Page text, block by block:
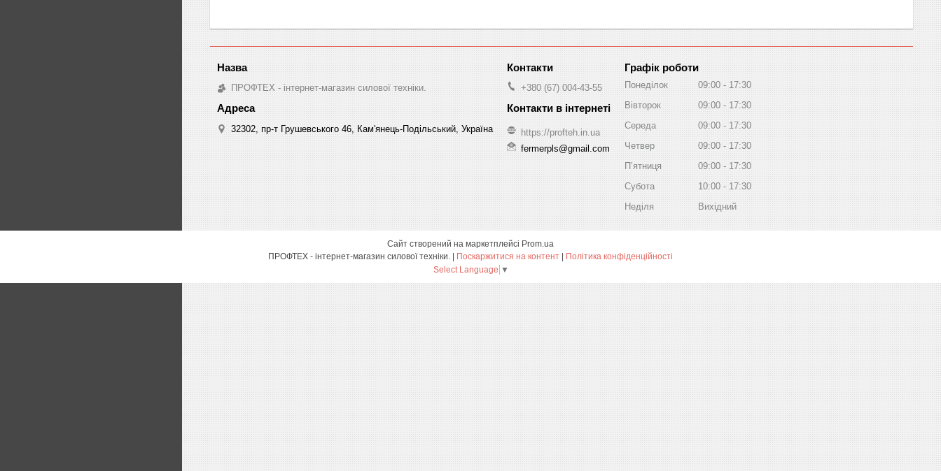
ПРОФТЕХ - інтернет-магазин силової техніки.
32302, пр-т Грушевського 46, Кам'янець-Подільський, Україна
+380 (67) 004-43-55
https://profteh.in.ua
fermerpls@gmail.com
Графік роботи
Понеділок 09:00
17:30
Вівторок
09:00
17:30
Середа
09:00
17:30
Четвер
09:00
17:30
Пʼятниця
09:00
17:30
Субота
10:00
17:30
Неділя
Вихідний
Сайт створений на маркетплейсі Prom.ua
Поскаржитися на контент
Політика конфіденційності
Select Language ▼